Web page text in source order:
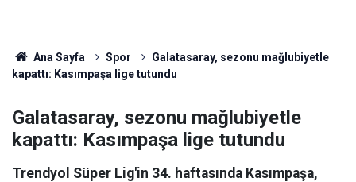
Ana Sayfa Spor
Galatasaray, sezonu mağlubiyetle
kapattı: Kasımpaşa lige tutundu
Galatasaray, sezonu mağlubiyetle
kapattı: Kasımpaşa lige tutundu
Trendyol Süper Lig'in 34. haftasında Kasımpaşa,